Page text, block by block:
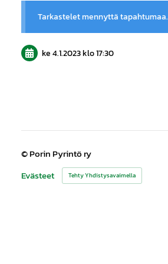
Tarkastelet mennyttä tapahtumaa.
ke 4.1.2023klo 17:30
©Porin Pyrintö ry
Evästeet
Tehty Yhdistysavaimella